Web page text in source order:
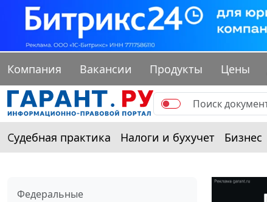
Компания Вакансии Продукты Цены
Судебная практика Налоги и бухучет Бизнес
Федеральные